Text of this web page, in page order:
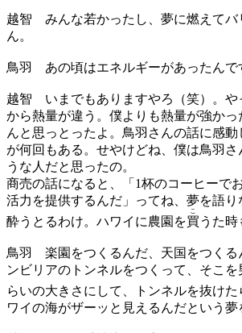
越智 みんな若かったし、夢に燃えてバ
ん。
鳥羽 あの頃はエネルギーがあったんで
越智 いまでもありますやろ（笑）。や
から熱量が違う。僕よりも熱量が強かっ
んと思っとったよ。鳥羽さんの話に感動
が何回もある。せやけどね、僕は鳥羽さ
うな人だと思ったの。
商売の話になると、「1杯のコーヒーで
活力を提供するんだ」ってね、夢を語り
酔うとるわけ。ハワイに農園を買
こ
うた
鳥羽
楽園をつくるんだ、天国をつくる
ンビリアのトンネルをつくって、そこを
らいの大きさにして、トンネルを抜けた
ワイの海がザーッと見えるんだという夢